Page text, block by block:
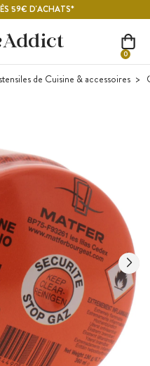
59€ D'ACHATS*
0
de Cuisine & accessoires